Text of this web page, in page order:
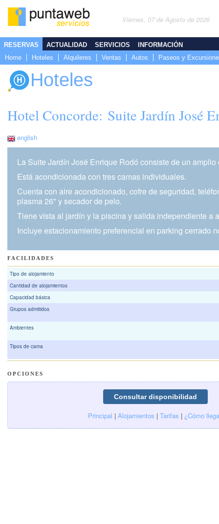
Viernes, 07 de Agosto de 2026
RESERVAS
Home
Hoteles Alquileres Ventas Autos Paseos y
ACTUALIDAD SERVICIOS INFORMACIÓN
Hoteles
Hotel Concorde: Suite Jardín José
english
La Suite Jardín José Enrique Rodó consiste de un
Está acondicionada con tres camas individuales.
Cuenta con aire acondicionado, cofre de seguridad,
plasma 26" y secador de pelo.
Tiene vista al jardín y la piscina y salida independiente a
Incluye estacionamiento preferencial en parking cerrado
FACILIDADES
Tipo de alojamiento
Cantidad de alojamientos
Capacidad básica
Grupos admitidos
Ambientes
Tipos de cama
OPCIONES
Principal | Alojamientos | Tarifas | ¿Cómo